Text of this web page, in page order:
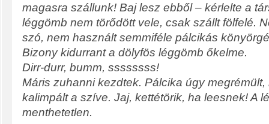
magasra szállunk! Baj lesz ebből – kérlelte a
léggömb nem törődött vele, csak szállt fölfelé.
szó, nem használt semmiféle pálcikás
Bizony kidurrant a dölyfös léggömb őkelme.
Dirr-durr, bumm, ssssssss!
Máris zuhanni kezdtek. Pálcika úgy
kalimpált a szíve. Jaj, kettétörik, ha leesnek! A
menthetetlen.